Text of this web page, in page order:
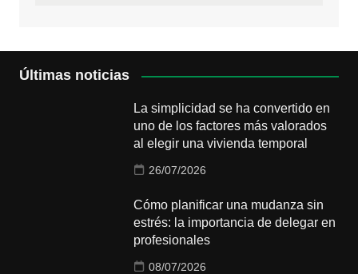
Últimas noticias
La simplicidad se ha convertido en
uno de los factores más valorados
al elegir una vivienda temporal
26/07/2026
Cómo planificar una mudanza sin
estrés: la importancia de delegar en
profesionales
08/07/2026